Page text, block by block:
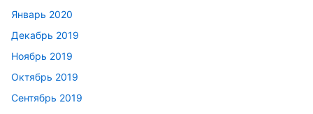
Январь 2020
Декабрь 2019
Ноябрь 2019
Октябрь 2019
Сентябрь 2019